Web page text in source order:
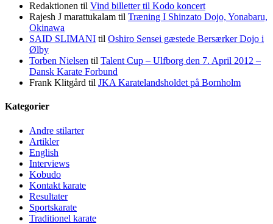
Redaktionen til Vind billetter til Kodo koncert
Rajesh J marattukalam til Træning I Shinzato Dojo, Yonabaru,
Okinawa
SAID SLIMANI til Oshiro Sensei gæstede Bersærker Dojo i
Ølby
Torben Nielsen til Talent Cup – Ulfborg den 7. April 2012 –
Dansk Karate Forbund
Frank Klitgård til JKA Karatelandsholdet på Bornholm
Kategorier
Andre stilarter
Artikler
English
Interviews
Kobudo
Kontakt karate
Resultater
Sportskarate
Traditionel karate